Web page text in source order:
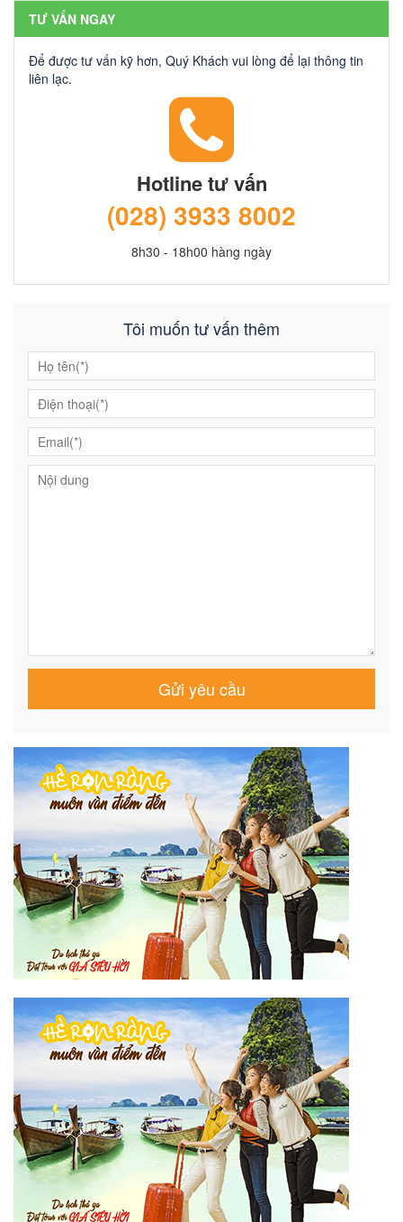
TƯ VẤN NGAY
Để được tư vấn kỹ hơn, Quý Khách vui lòng để lại thông tin
liên lạc.
Hotline tư vấn
(028) 3933 8002
8h30 - 18h00 hàng ngày
Tôi muốn tư vấn thêm